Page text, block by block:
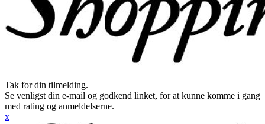
Tak for din tilmelding.
Se venligst din e-mail og godkend linket, for at kunne komme i gang
med rating og anmeldelserne.
x